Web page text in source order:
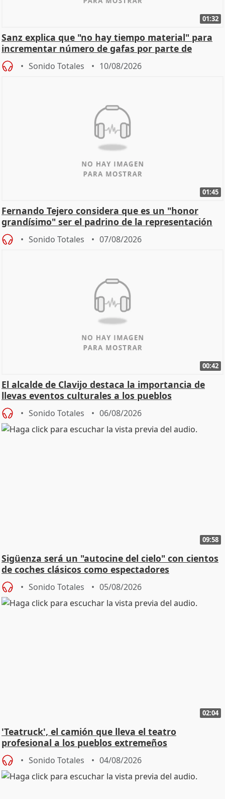
01:32
Sanz explica que "no hay tiempo material" para
incrementar número de gafas por parte de
Ayuntamiento
Sonido Totales 10/08/2026
01:45
Fernando Tejero considera que es un "honor
grandísimo" ser el padrino de la representación
Sonido Totales 07/08/2026
00:42
El alcalde de Clavijo destaca la importancia de
llevas eventos culturales a los pueblos
Sonido Totales 06/08/2026
09:58
Sigüenza será un "autocine del cielo" con cientos
de coches clásicos como espectadores
Sonido Totales 05/08/2026
02:04
'Teatruck', el camión que lleva el teatro
profesional a los pueblos extremeños
Sonido Totales 04/08/2026